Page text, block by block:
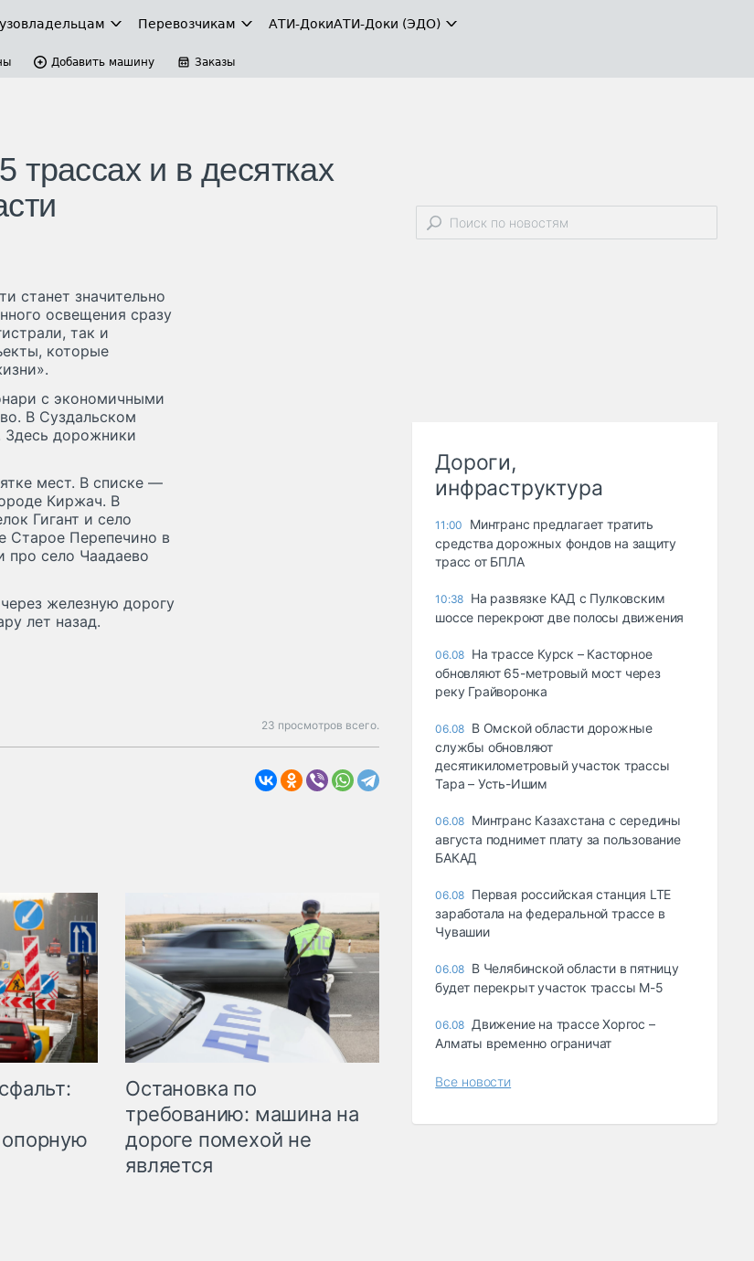
Перевозчикам АТИ-ДокиАТИ-Доки (ЭДО)
Добавить машину Заказы
и в десятках
станет значительно
освещения сразу
так и
которые
с экономичными
В Суздальском
Здесь дорожники
мест. В списке —
Киржач. В
Гигант и село
Старое Перепечино в
про село Чаадаево
железную дорогу
лет назад.
23 просмотров всего.
Остановка по
требованию: машина на
дороге помехой не
является
Дороги,
инфраструктура
11:00
Минтранс предлагает тратить
средства дорожных фондов на защиту
трасс от БПЛА
10:38 На развязке КАД с Пулковским
шоссе перекроют две полосы движения
06.08 На трассе Курск – Касторное
обновляют 65-метровый мост через
реку Грайворонка
06.08 В Омской области дорожные
службы обновляют
десятикилометровый участок трассы
Тара – Усть-Ишим
06.08 Минтранс Казахстана с середины
августа поднимет плату за пользование
БАКАД
06.08 Первая российская станция LTE
заработала на федеральной трассе в
Чувашии
06.08 В Челябинской области в пятницу
будет перекрыт участок трассы М-5
06.08 Движение на трассе Хоргос –
Алматы временно ограничат
Все новости